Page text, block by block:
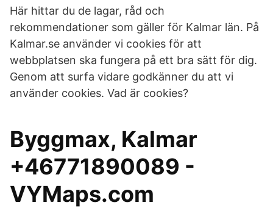
Här hittar du de lagar, råd och
rekommendationer som gäller för Kalmar län. På
Kalmar.se använder vi cookies för att
webbplatsen ska fungera på ett bra sätt för dig.
Genom att surfa vidare godkänner du att vi
använder cookies. Vad är cookies?
Byggmax, Kalmar
+46771890089 -
VYMaps.com